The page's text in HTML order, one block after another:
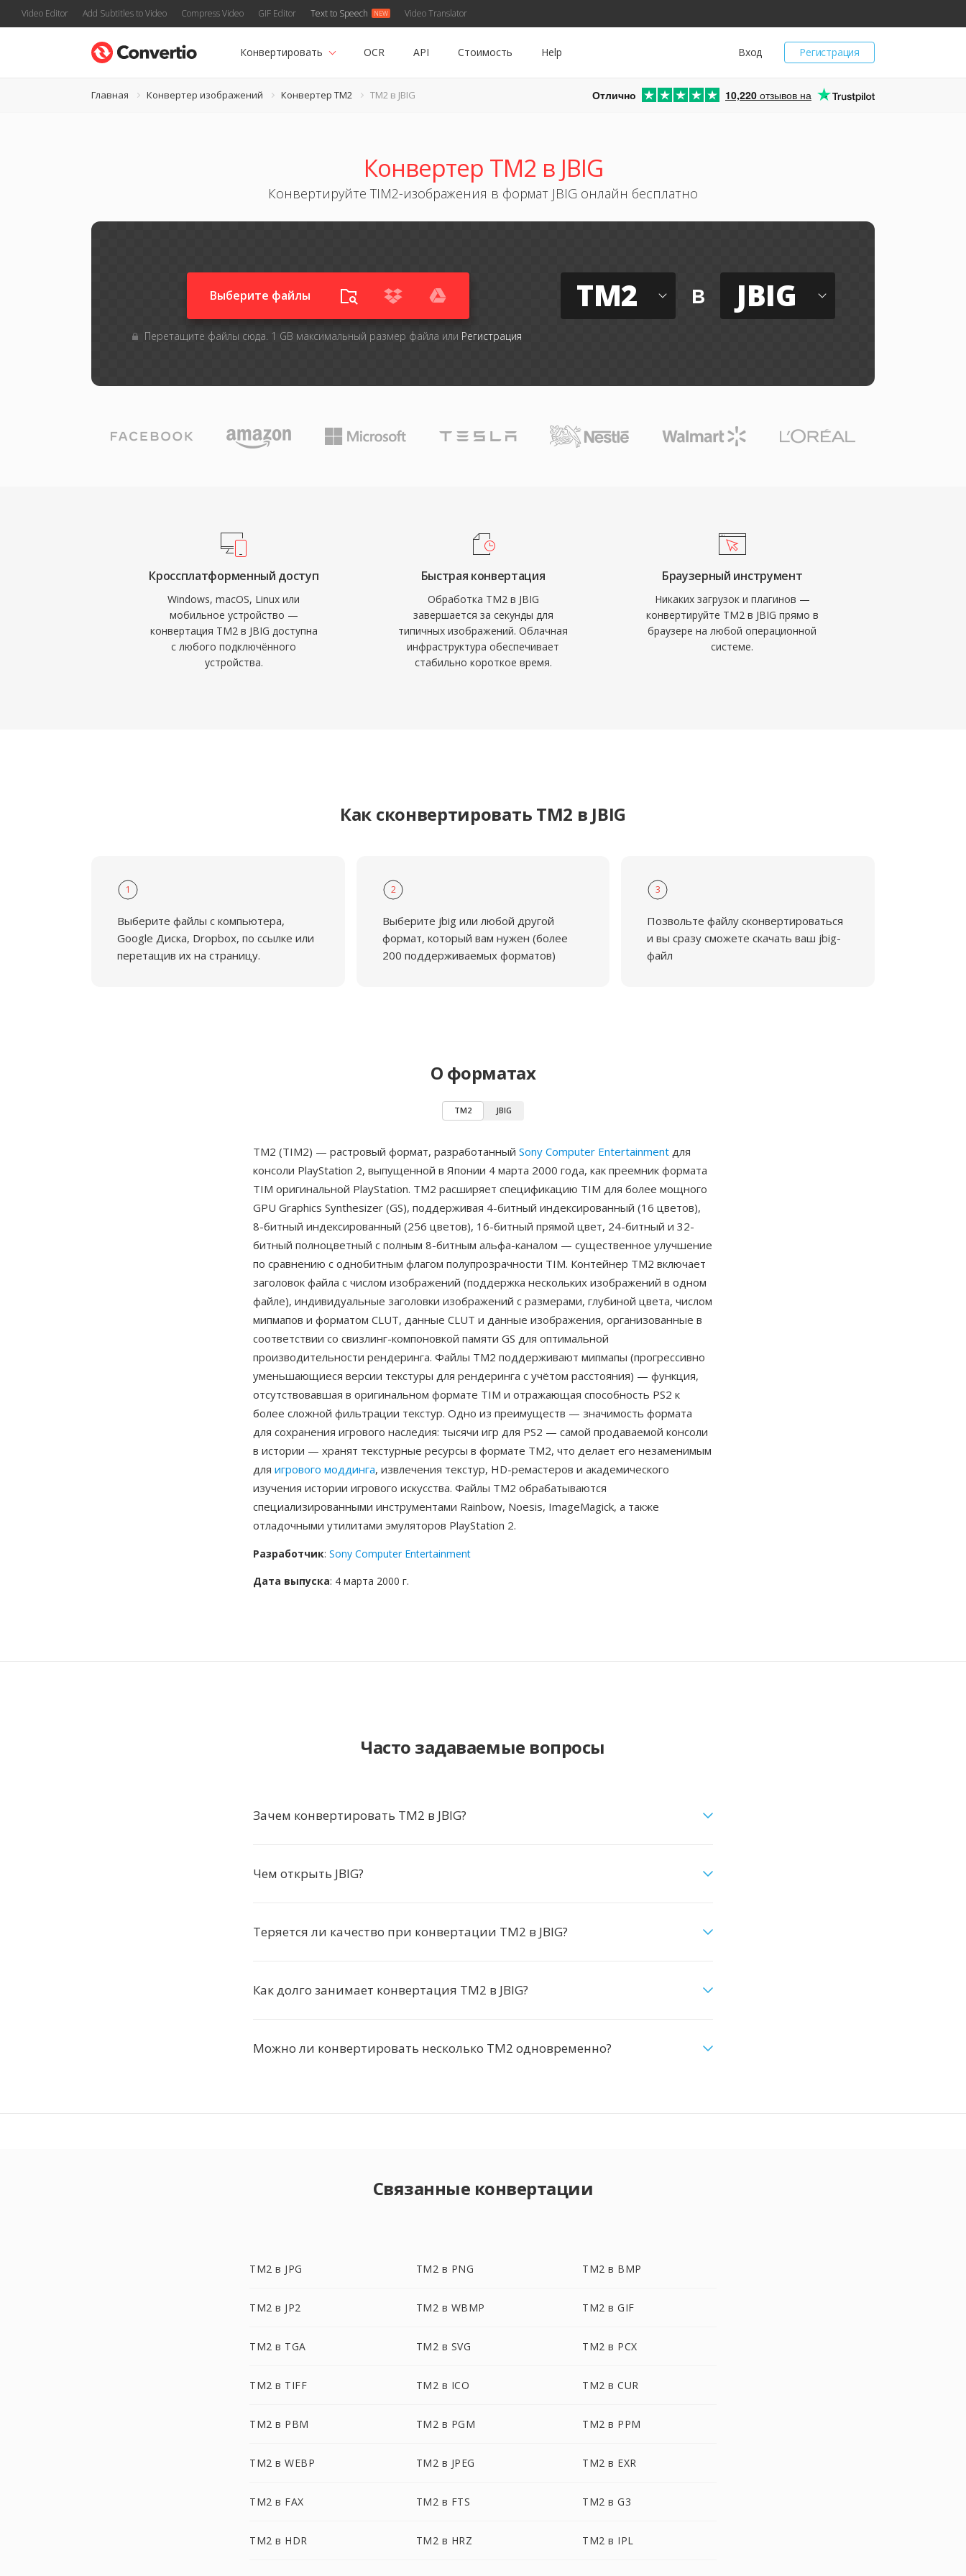
Video Editor Add Subtitles to Video Compress Video GIF Editor Text to Speech Video Translator
Регистрация
Вход
Конвертировать OCR API Стоимость Help
Главная Конвертер изображений Конвертер TM2 TM2 в JBIG Отлично 10,220 отзывов на
Конвертер TM2 в JBIG
Конвертируйте TIM2-изображения в формат JBIG онлайн бесплатно
Выберите файлы
Перетащите файлы сюда. 1 GB максимальный размер файла или Регистрация
TM2 в JBIG
Кроссплатформенный доступ
Windows, macOS, Linux или
мобильное устройство —
конвертация TM2 в JBIG доступна
с любого подключённого
устройства.
Быстрая конвертация
Обработка TM2 в JBIG
завершается за секунды для
типичных изображений. Облачная
инфраструктура обеспечивает
стабильно короткое время.
Браузерный инструмент
Никаких загрузок и плагинов —
конвертируйте TM2 в JBIG прямо в
браузере на любой операционной
системе.
Как сконвертировать TM2 в JBIG
1
Выберите файлы с компьютера,
Google Диска, Dropbox, по ссылке или
перетащив их на страницу.
2
Выберите jbig или любой другой
формат, который вам нужен (более
200 поддерживаемых форматов)
3
Позвольте файлу сконвертироваться
и вы сразу сможете скачать ваш jbig-
файл
О форматах
TM2 JBIG
TM2 (TIM2) — растровый формат, разработанный Sony Computer Entertainment для
консоли PlayStation 2, выпущенной в Японии 4 марта 2000 года, как преемник формата
TIM оригинальной PlayStation. TM2 расширяет спецификацию TIM для более мощного
GPU Graphics Synthesizer (GS), поддерживая 4-битный индексированный (16 цветов),
8-битный индексированный (256 цветов), 16-битный прямой цвет, 24-битный и 32-
битный полноцветный с полным 8-битным альфа-каналом — существенное улучшение
по сравнению с однобитным флагом полупрозрачности TIM. Контейнер TM2 включает
заголовок файла с числом изображений (поддержка нескольких изображений в одном
файле), индивидуальные заголовки изображений с размерами, глубиной цвета, числом
мипмапов и форматом CLUT, данные CLUT и данные изображения, организованные в
соответствии со свизлинг-компоновкой памяти GS для оптимальной
производительности рендеринга. Файлы TM2 поддерживают мипмапы (прогрессивно
уменьшающиеся версии текстуры для рендеринга с учётом расстояния) — функция,
отсутствовавшая в оригинальном формате TIM и отражающая способность PS2 к
более сложной фильтрации текстур. Одно из преимуществ — значимость формата
для сохранения игрового наследия: тысячи игр для PS2 — самой продаваемой консоли
в истории — хранят текстурные ресурсы в формате TM2, что делает его незаменимым
для игрового моддинга, извлечения текстур, HD-ремастеров и академического
изучения истории игрового искусства. Файлы TM2 обрабатываются
специализированными инструментами Rainbow, Noesis, ImageMagick, а также
отладочными утилитами эмуляторов PlayStation 2.
Разработчик: Sony Computer Entertainment
Дата выпуска: 4 марта 2000 г.
Часто задаваемые вопросы
Зачем конвертировать TM2 в JBIG?
Чем открыть JBIG?
Теряется ли качество при конвертации TM2 в JBIG?
Как долго занимает конвертация TM2 в JBIG?
Можно ли конвертировать несколько TM2 одновременно?
Связанные конвертации
TM2 в JPG TM2 в PNG TM2 в BMP
TM2 в JP2 TM2 в WBMP TM2 в GIF
TM2 в TGA TM2 в SVG TM2 в PCX
TM2 в TIFF TM2 в ICO TM2 в CUR
TM2 в PBM TM2 в PGM TM2 в PPM
TM2 в WEBP TM2 в JPEG TM2 в EXR
TM2 в FAX TM2 в FTS TM2 в G3
TM2 в HDR TM2 в HRZ TM2 в IPL